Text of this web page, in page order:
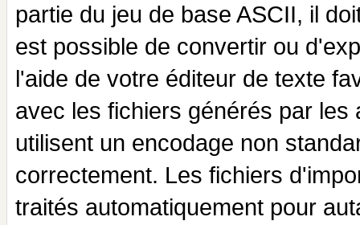
partie du jeu de base ASCII, il
est possible de convertir ou
l'aide de votre éditeur de texte
avec les fichiers générés par
utilisent un encodage non
correctement. Les fichiers
traités automatiquement pour